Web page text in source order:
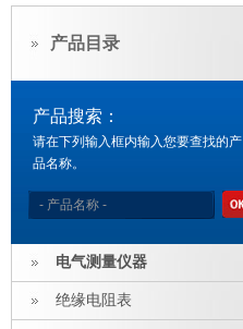
产品目录
产品搜索：
请在下列输入框内输入您要查找的产
品名称。
电气测量仪器
绝缘电阻表